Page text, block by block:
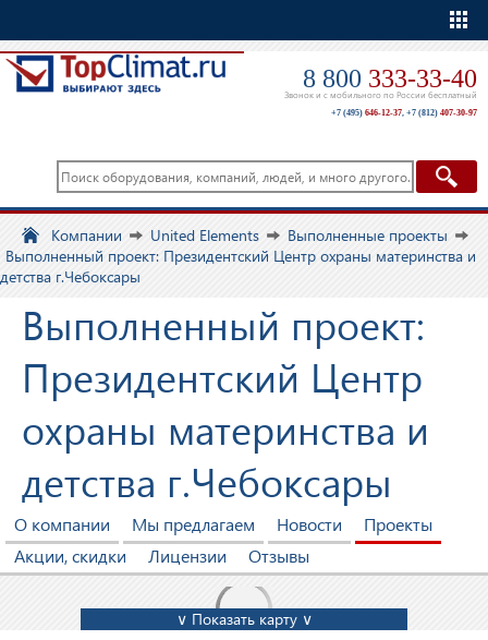
8 800 333-33-40
Звонок и с мобильного по России бесплатный
+7 (495) 646-12-37, +7 (812) 407-30-97
Компании United Elements
Выполненные проекты
Выполненный проект: Президентский Центр охраны материнства и
детства г.Чебоксары
Выполненный проект:
Президентский Центр
охраны материнства и
детства г.Чебоксары
О компании Мы предлагаем Новости
Проекты
Акции, скидки
Лицензии Отзывы
∨ Показать карту ∨